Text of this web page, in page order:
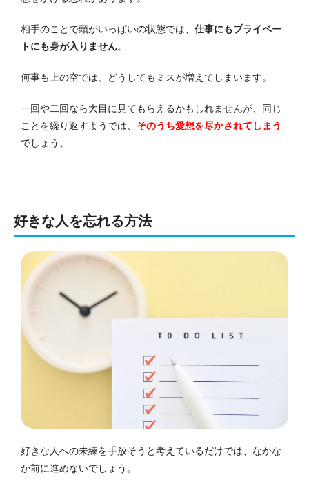
相手のことで頭がいっぱいの状態では、 仕事にもプライベー
トにも身が入りません。
何事も上の空では、どうしてもミスが増えてしまいます。
一回や二回なら大目に見てもらえるかもしれませんが、同じ
ことを繰り返すようでは、 そのうち愛想を尽かされてしまう
でしょう。
好きな人を忘れる方法
好きな人への未練を手放そうと考えているだけでは、なかな
か前に進めないでしょう。